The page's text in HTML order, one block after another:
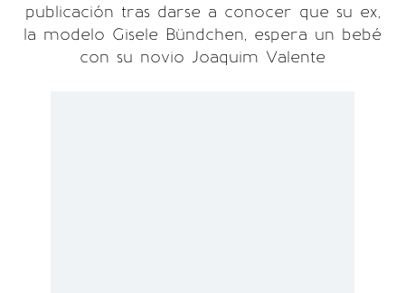
publicación tras darse a conocer que su ex,
la modelo Gisele Bündchen, espera un bebé
con su novio Joaquim Valente